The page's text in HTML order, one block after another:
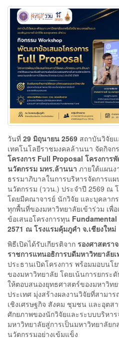
วันที่ 29 มิถุนายน 2569 สถาบันวิจัย
เทคโนโลยีราชมงคลล้านนา จัดกิจก
โครงการ Full Proposal โครงการ
นวัตกรรม มทร.ล้านนา ภายใต้แผนง
ธรรมาภิบาลในการบริหารจัดการแ
นวัตกรรม (ววน.) ประจำปี 2569 ณ
โดยมีคณาจารย์ นักวิจัย และบุคลาก
ทุกพื้นที่ของมหาวิทยาลัยเข้าร่วม เพื่
ข้อเสนอโครงการทุน
2571 ณ โรงแรมคุ้มภูคำ จ.เชียงใหม่
พิธีเปิดได้รับเกียรติจาก รองศาสตรา
ราชการแทนอธิการบดีมหาวิทยาลัย
ประธานเปิดโครงการ พร้อมมอบนโ
ของมหาวิทยาลัย โดยเน้นการยกระ
ให้ตอบสนองยุทธศาสตร์ของมหาวิท
ประเทศ มุ่งสร้างผลงานวิจัยที่สามา
เชิงเศรษฐกิจ สังคม ชุมชน และอุตส
ศักยภาพของนักวิจัยและระบบบริหา
มหาวิทยาลัยสู่การเป็นมหาวิทยาลัย
นวัตกรรมอย่างเข้มแข็ง